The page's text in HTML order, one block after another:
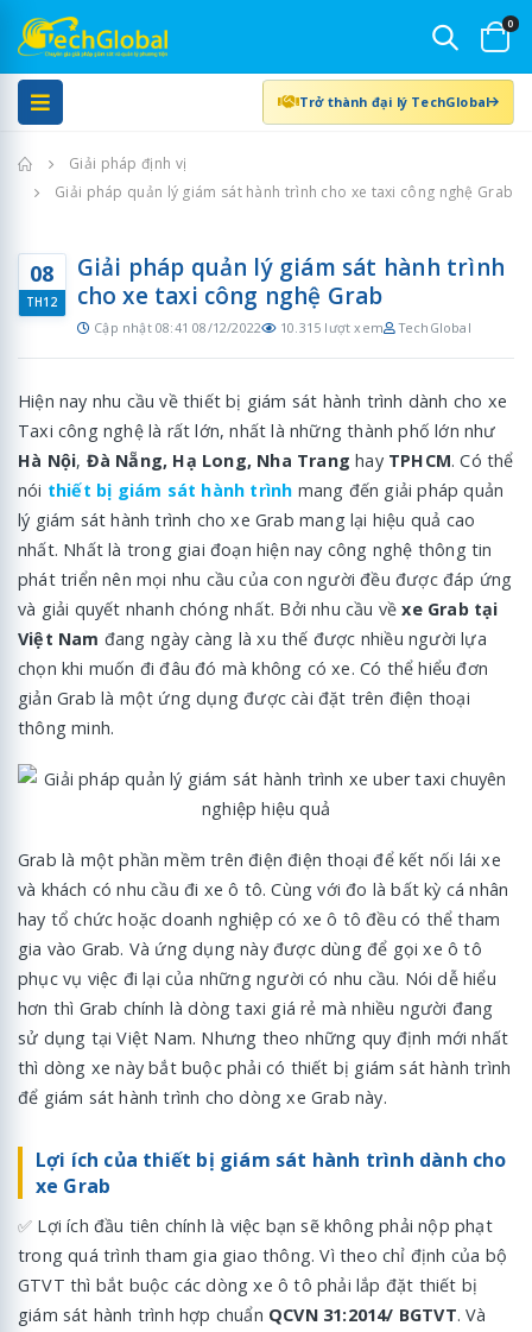
0
Trở thành đại lý TechGlobal
Trang chủGiải pháp định vị
Giải pháp quản lý giám sát hành trình cho xe taxi công nghệ Grab
08
TH12
Giải pháp quản lý giám sát hành trình
cho xe taxi công nghệ Grab
Cập nhật 08:41 08/12/2022 10.315 lượt xem TechGlobal
Hiện nay nhu cầu về thiết bị giám sát hành trình dành cho xe
Taxi công nghệ là rất lớn, nhất là những thành phố lớn như
Hà Nội, Đà Nẵng, Hạ Long, Nha Trang hay TPHCM. Có thể
nói thiết bị giám sát hành trình mang đến giải pháp quản
lý giám sát hành trình cho xe Grab mang lại hiệu quả cao
nhất. Nhất là trong giai đoạn hiện nay công nghệ thông tin
phát triển nên mọi nhu cầu của con người đều được đáp ứng
và giải quyết nhanh chóng nhất. Bởi nhu cầu vềxe Grab tại
Việt Nam đang ngày càng là xu thế được nhiều người lựa
chọn khi muốn đi đâu đó mà không có xe. Có thể hiểu đơn
giản Grab là một ứng dụng được cài đặt trên điện thoại
thông minh.
Grab là một phần mềm trên điện điện thoại để kết nối lái xe
và khách có nhu cầu đi xe ô tô. Cùng với đo là bất kỳ cá nhân
hay tổ chức hoặc doanh nghiệp có xe ô tô đều có thể tham
gia vào Grab. Và ứng dụng này được dùng để gọi xe ô tô
phục vụ việc đi lại của những người có nhu cầu. Nói dễ hiểu
hơn thì Grab chính là dòng taxi giá rẻ mà nhiều người đang
sử dụng tại Việt Nam. Nhưng theo những quy định mới nhất
thì dòng xe này bắt buộc phải có thiết bị giám sát hành trình
để giám sát hành trình cho dòng xe Grab này.
Lợi ích của thiết bị giám sát hành trình dành cho
xe Grab
✅ Lợi ích đầu tiên chính là việc bạn sẽ không phải nộp phạt
trong quá trình tham gia giao thông. Vì theo chỉ định của bộ
GTVT thì bắt buộc các dòng xe ô tô phải lắp đặt thiết bị
giám sát hành trình hợp chuẩn QCVN 31:2014/ BGTVT. Và